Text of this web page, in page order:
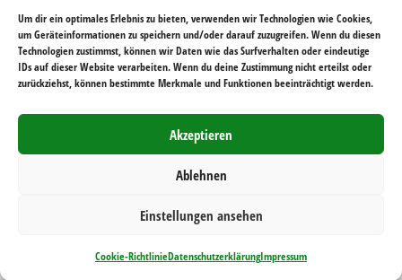
Um dir ein optimales Erlebnis zu bieten, verwenden wir Technologien wie Cookies,
um Geräteinformationen zu speichern und/oder darauf zuzugreifen. Wenn du diesen
Technologien zustimmst, können wir Daten wie das Surfverhalten oder eindeutige
IDs auf dieser Website verarbeiten. Wenn du deine Zustimmung nicht erteilst oder
zurückziehst, können bestimmte Merkmale und Funktionen beeinträchtigt werden.
Akzeptieren
Ablehnen
Einstellungen ansehen
Cookie-RichtlinieDatenschutzerklärungImpressum
Realisiert vonReichelt Kommunikationsberatung